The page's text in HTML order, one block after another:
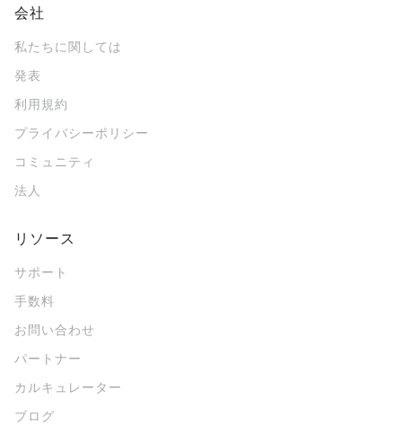
会社
私たちに関しては
発表
利用規約
プライバシーポリシー
コミュニティ
法人
リソース
サポート
手数料
お問い合わせ
パートナー
カルキュレーター
ブログ